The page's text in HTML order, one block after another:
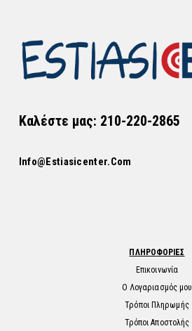
Καλέστε μας: 210-220-2865
Info@estiasicenter.com
ΠΛΗΡΟΦΟΡΙΕΣ
Επικοινωνία
Ο Λογαριασμός μου
Τρόποι Πληρωμής
Τρόποι Αποστολής